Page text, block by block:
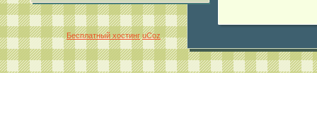
Бесплатный хостинг uCoz